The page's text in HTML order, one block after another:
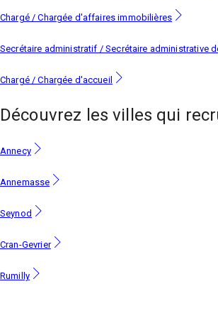
Chargé / Chargée d'affaires immobilières
Secrétaire administratif / Secrétaire administrative
Chargé / Chargée d'accueil
Découvrez les villes qui
Annecy
Annemasse
Seynod
Cran-Gevrier
Rumilly